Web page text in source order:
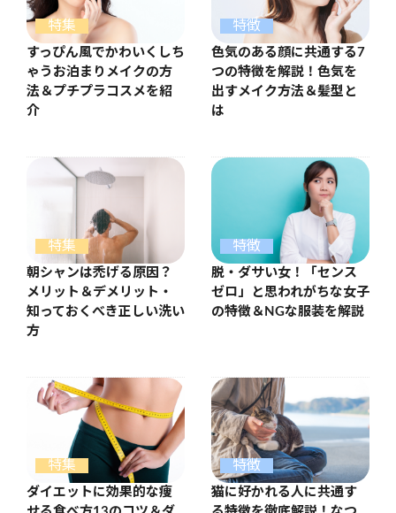
特集
すっぴん風でかわいくしち
ゃうお泊まりメイクの方
法＆プチプラコスメを紹
介
特徴
色気のある顔に共通する7
つの特徴を解説！色気を
出すメイク方法＆髪型と
は
特集
朝シャンは禿げる原因？
メリット＆デメリット・
知っておくべき正しい洗い
方
特徴
脱・ダサい女！「センス
ゼロ」と思われがちな女子
の特徴＆NGな服装を解説
特集
ダイエットに効果的な痩
特徴
猫に好かれる人に共通す